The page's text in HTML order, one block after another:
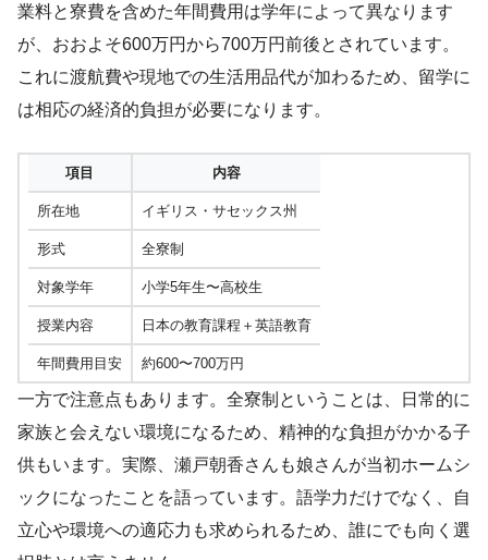
業料と寮費を含めた年間費用は学年によって異なります
が、おおよそ600万円から700万円前後とされています。
これに渡航費や現地での生活用品代が加わるため、留学に
は相応の経済的負担が必要になります。
項目 内容
所在地 イギリス・サセックス州
形式 全寮制
対象学年 小学5年生〜高校生
授業内容 日本の教育課程＋英語教育
年間費用目安 約600〜700万円
一方で注意点もあります。全寮制ということは、日常的に
家族と会えない環境になるため、精神的な負担がかかる子
供もいます。実際、瀬戸朝香さんも娘さんが当初ホームシ
ックになったことを語っています。語学力だけでなく、自
立心や環境への適応力も求められるため、誰にでも向く選